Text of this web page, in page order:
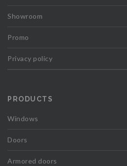
Showroom
Promo
Privacy policy
PRODUCTS
Windows
Doors
Armored doors